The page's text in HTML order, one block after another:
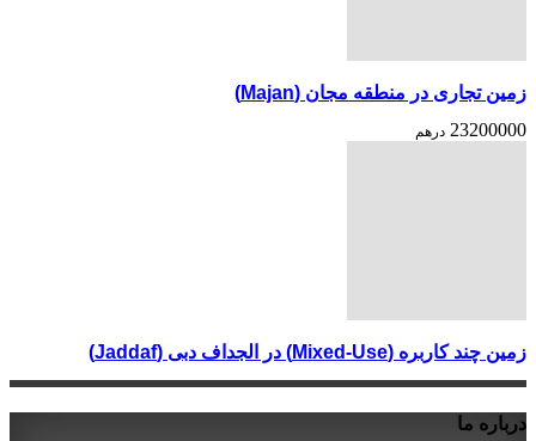
زمین تجاری در منطقه مجان (Majan)
23200000 درهم
زمین چند کاربره (Mixed-Use) در الجداف دبی (Jaddaf)
درباره ما